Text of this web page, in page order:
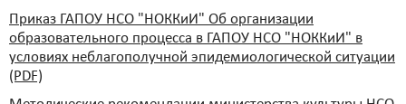
Приказ ГАПОУ НСО "НОККиИ" Об организации
образовательного процесса в ГАПОУ НСО "НОККиИ" в
условиях неблагополучной эпидемиологической ситуации
(PDF)